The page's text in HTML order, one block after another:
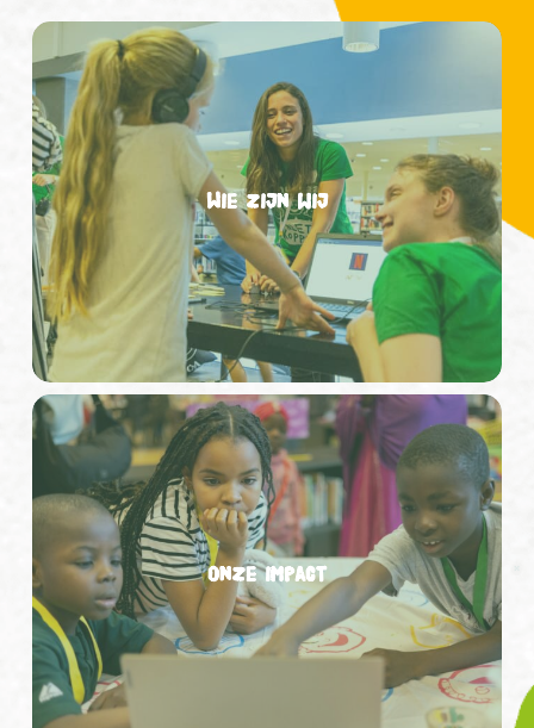
wij
Wie zijn wij
Onze
impact
Onze impact